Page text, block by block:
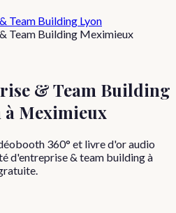
Team Building Lyon
Team Building Meximieux
& Team Building
à Meximieux
360° et livre d'or audio
d'entreprise & team building à